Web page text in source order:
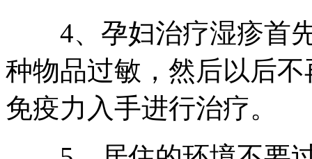
4、孕妇治疗湿疹首先
种物品过敏，然后以后
免疫力入手进行治疗。